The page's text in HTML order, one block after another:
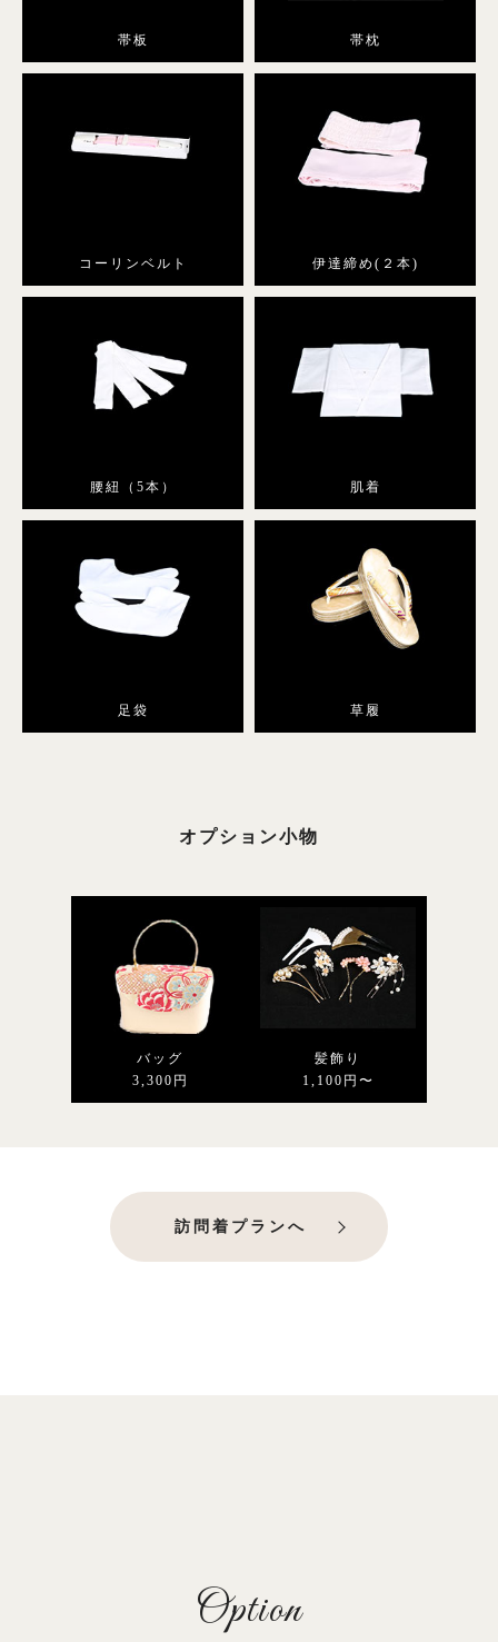
帯板 帯枕
コーリンベルト 伊達締め(２本)
腰紐（5本） 肌着
足袋 草履
オプション小物
バッグ
3,300円
髪飾り
1,100円〜
訪問着プランへ
Option